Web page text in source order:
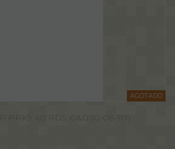
AGOTADO
PRK9 40 RDS G&G (G-08-117)